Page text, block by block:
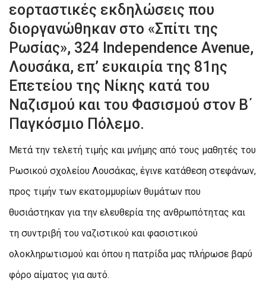
εορταστικές εκδηλώσεις που
διοργανώθηκαν στο «Σπίτι της
Ρωσίας», 324 Independence Avenue,
Λουσάκα, επ’ ευκαιρία της 81ης
Επετείου της Νίκης κατά του
Ναζισμού και του Φασισμού στον Β΄
Παγκόσμιο Πόλεμο.
Μετά την τελετή τιμής και μνήμης από τους μαθητές του
Ρωσικού σχολείου Λουσάκας, έγινε κατάθεση στεφάνων,
προς τιμήν των εκατομμυρίων θυμάτων που
θυσιάστηκαν για την ελευθερία της ανθρωπότητας και
τη συντριβή του ναζιστικού και φασιστικού
ολοκληρωτισμού και όπου η πατρίδα μας πλήρωσε βαρύ
φόρο αίματος για αυτό.